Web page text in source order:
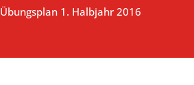
Übungsplan 1. Halbjahr 2016